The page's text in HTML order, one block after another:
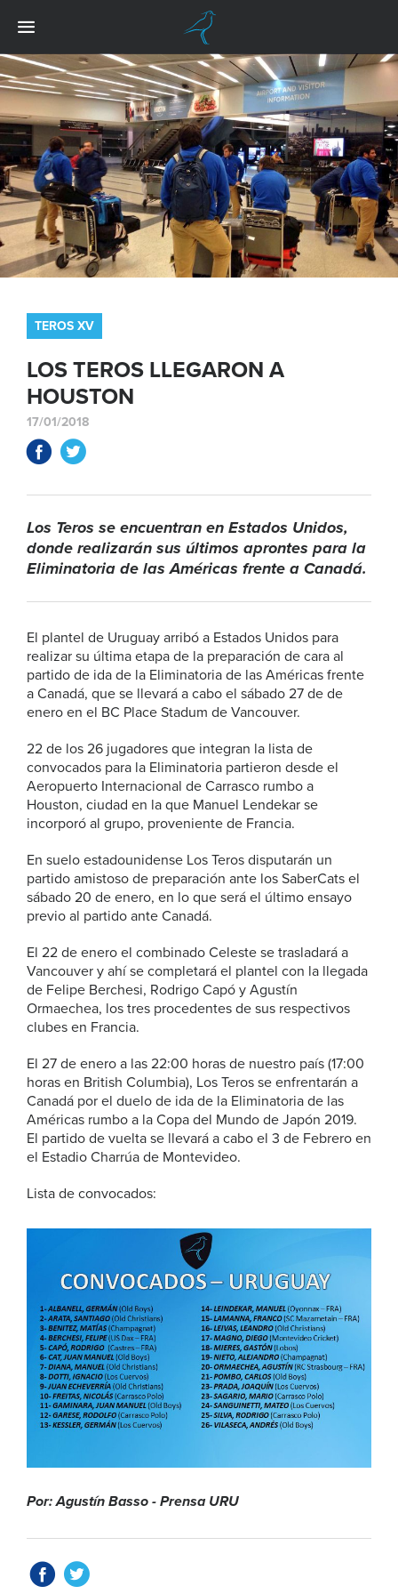
TEROS XV
LOS TEROS LLEGARON A
HOUSTON
17/01/2018
Los Teros se encuentran en Estados Unidos,
donde realizarán sus últimos aprontes para la
Eliminatoria de las Américas frente a Canadá.
El plantel de Uruguay arribó a Estados Unidos para
realizar su última etapa de la preparación de cara al
partido de ida de la Eliminatoria de las Américas frente
a Canadá, que se llevará a cabo el sábado 27 de de
enero en el BC Place Stadum de Vancouver.
22 de los 26 jugadores que integran la lista de
convocados para la Eliminatoria partieron desde el
Aeropuerto Internacional de Carrasco rumbo a
Houston, ciudad en la que Manuel Lendekar se
incorporó al grupo, proveniente de Francia.
En suelo estadounidense Los Teros disputarán un
partido amistoso de preparación ante los SaberCats el
sábado 20 de enero, en lo que será el último ensayo
previo al partido ante Canadá.
El 22 de enero el combinado Celeste se trasladará a
Vancouver y ahí se completará el plantel con la llegada
de Felipe Berchesi, Rodrigo Capó y Agustín
Ormaechea, los tres procedentes de sus respectivos
clubes en Francia.
El 27 de enero a las 22:00 horas de nuestro país (17:00
horas en British Columbia), Los Teros se enfrentarán a
Canadá por el duelo de ida de la Eliminatoria de las
Américas rumbo a la Copa del Mundo de Japón 2019.
El partido de vuelta se llevará a cabo el 3 de Febrero en
el Estadio Charrúa de Montevideo.
Lista de convocados:
Por: Agustín Basso - Prensa URU